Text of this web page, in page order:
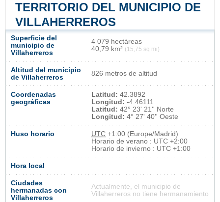
TERRITORIO DEL MUNICIPIO DE
VILLAHERREROS
Superficie del
municipio de
Villaherreros
4 079 hectáreas
40,79 km² (15,75 sq mi)
Altitud del municipio
de Villaherreros
826 metros de altitud
Coordenadas
geográficas
Latitud: 42.3892
Longitud: -4.46111
Latitud: 42° 23' 21'' Norte
Longitud: 4° 27' 40'' Oeste
Huso horario UTC +1:00 (Europe/Madrid)
Horario de verano : UTC +2:00
Horario de invierno : UTC +1:00
Hora local
Ciudades
hermanadas con
Villaherreros
Actualmente, el municipio de
Villaherreros no tiene hermanamiento